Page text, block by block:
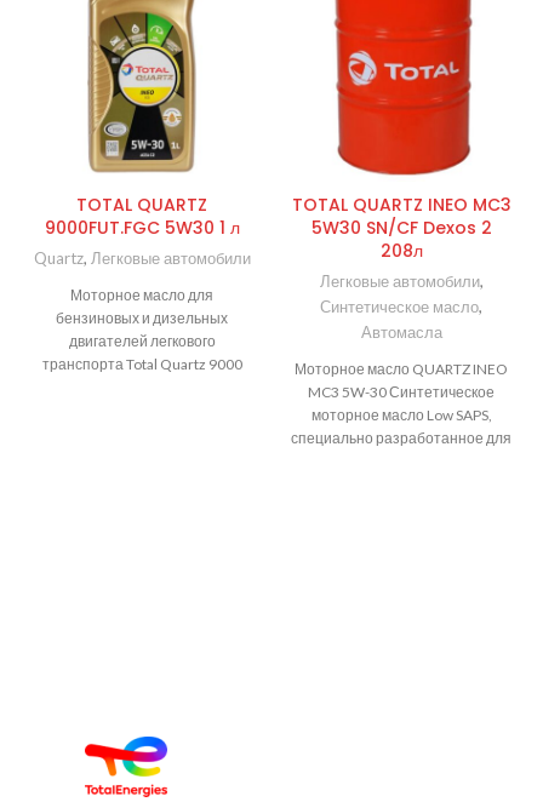
TOTAL QUARTZ
9000FUT.FGC 5W30 1 л
Quartz, Легковые автомобили
Моторное масло для
бензиновых и дизельных
двигателей легкового
транспорта Total Quartz 9000
TOTAL QUARTZ INEO MC3
5W30 SN/CF Dexos 2
208л
Легковые автомобили,
Синтетическое масло,
Автомасла
Моторное масло QUARTZ INEO
MC3 5W-30 Синтетическое
моторное масло Low SAPS,
специально разработанное для